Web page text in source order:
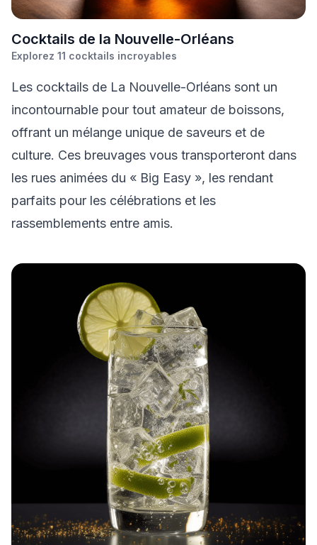
Cocktails de la Nouvelle-Orléans
Explorez 11 cocktails incroyables
Les cocktails de La Nouvelle-Orléans sont un
incontournable pour tout amateur de boissons,
offrant un mélange unique de saveurs et de
culture. Ces breuvages vous transporteront dans
les rues animées du « Big Easy », les rendant
parfaits pour les célébrations et les
rassemblements entre amis.